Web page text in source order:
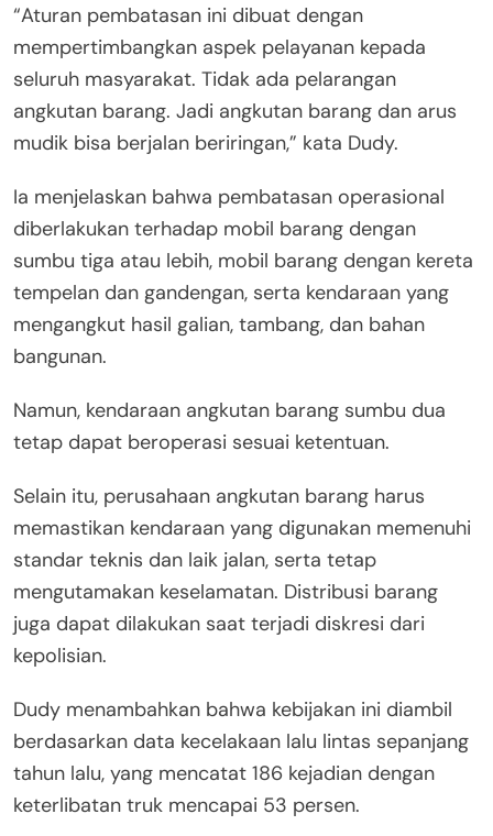
“Aturan pembatasan ini dibuat dengan
mempertimbangkan aspek pelayanan kepada
seluruh masyarakat. Tidak ada pelarangan
angkutan barang. Jadi angkutan barang dan arus
mudik bisa berjalan beriringan,” kata Dudy.
Ia menjelaskan bahwa pembatasan operasional
diberlakukan terhadap mobil barang dengan
sumbu tiga atau lebih, mobil barang dengan kereta
tempelan dan gandengan, serta kendaraan yang
mengangkut hasil galian, tambang, dan bahan
bangunan.
Namun, kendaraan angkutan barang sumbu dua
tetap dapat beroperasi sesuai ketentuan.
Selain itu, perusahaan angkutan barang harus
memastikan kendaraan yang digunakan memenuhi
standar teknis dan laik jalan, serta tetap
mengutamakan keselamatan. Distribusi barang
juga dapat dilakukan saat terjadi diskresi dari
kepolisian.
Dudy menambahkan bahwa kebijakan ini diambil
berdasarkan data kecelakaan lalu lintas sepanjang
tahun lalu, yang mencatat 186 kejadian dengan
keterlibatan truk mencapai 53 persen.